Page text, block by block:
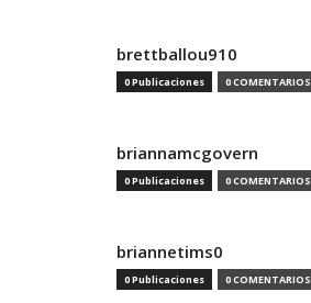
brettballou910
0 Publicaciones 0 COMENTARIOS
briannamcgovern
0 Publicaciones 0 COMENTARIOS
briannetims0
0 Publicaciones 0 COMENTARIOS